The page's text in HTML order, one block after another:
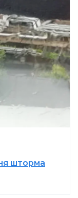
шторма